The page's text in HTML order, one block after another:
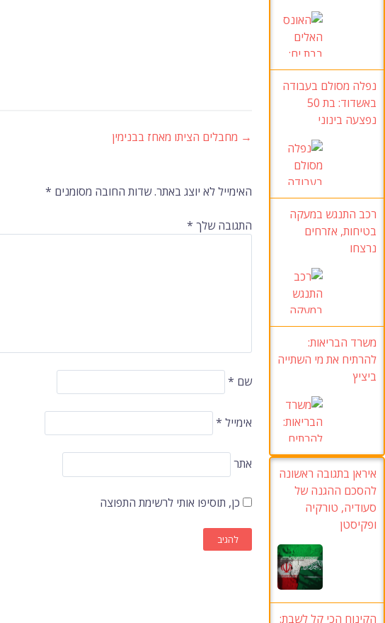
ניווט
ברשומות
→ מחבלים הציתו מאחז בבנימין
האימייל לא יוצג באתר.שדות החובה מסומנים *
התגובה שלך *
שם *
אימייל *
אתר
כן, תוסיפו אותי לרשימת התפוצה
נפלה מסולם בעבודה
באשדוד
: בת 50
נפצעה בינוני
רכב התנגש במעקה
בטיחות, אזרחים
נרצחו
משרד הבריאות:
להרתיח את מי השתייה
ביציץ
איראן בתגובה ראשונה
להסכם ההגנה של
סעודיה, טורקיה
ופקיסטן
הקינוח הכי קל לשבת: